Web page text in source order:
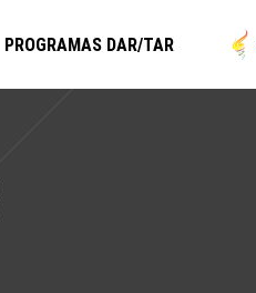
PROGRAMAS DAR/TAR